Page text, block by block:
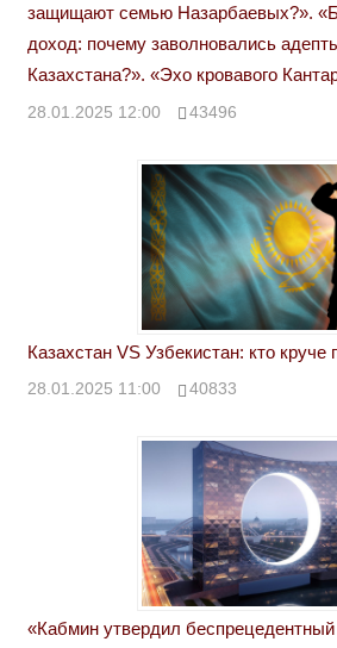
защищают семью Назарбаевых?».
доход: почему заволновались
Казахстана?». «Эхо кровавого
28.01.2025 12:00 43496
Казахстан VS Узбекистан: кто
28.01.2025 11:00 40833
«Кабмин утвердил